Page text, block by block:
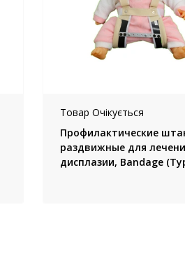
Товар Очікується
Профилактические
раздвижные для
дисплазии, Bandage